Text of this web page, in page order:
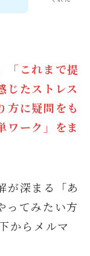
「これまで提
じたストレス
方に疑問をも
ワーク」をま
が深まる「あ
ってみたい方
からメルマ